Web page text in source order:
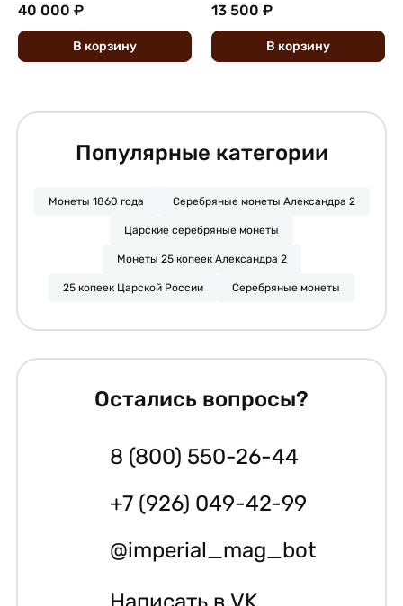
40 000 ₽
В корзину
13 500 ₽
В корзину
Популярные категории
Монеты 1860 года Серебряные монеты Александра 2
Царские серебряные монеты
Монеты 25 копеек Александра 2
25 копеек Царской России Серебряные монеты
Остались вопросы?
8 (800) 550-26-44
+7 (926) 049-42-99
@imperial_mag_bot